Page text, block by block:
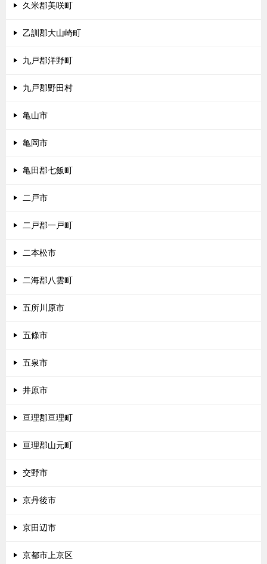
久米郡美咲町
乙訓郡大山崎町
九戸郡洋野町
九戸郡野田村
亀山市
亀岡市
亀田郡七飯町
二戸市
二戸郡一戸町
二本松市
二海郡八雲町
五所川原市
五條市
五泉市
井原市
亘理郡亘理町
亘理郡山元町
交野市
京丹後市
京田辺市
京都市上京区